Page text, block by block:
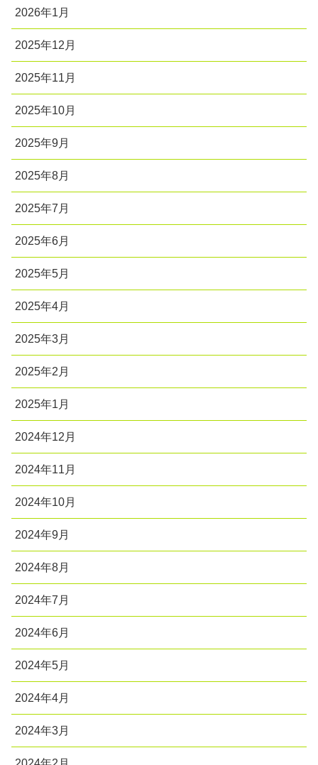
2026年1月
2025年12月
2025年11月
2025年10月
2025年9月
2025年8月
2025年7月
2025年6月
2025年5月
2025年4月
2025年3月
2025年2月
2025年1月
2024年12月
2024年11月
2024年10月
2024年9月
2024年8月
2024年7月
2024年6月
2024年5月
2024年4月
2024年3月